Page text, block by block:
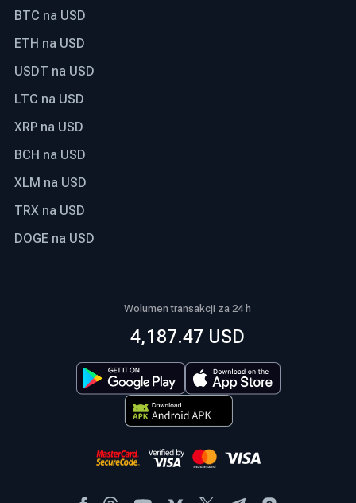
BTC na USD
ETH na USD
USDT na USD
LTC na USD
XRP na USD
BCH na USD
XLM na USD
TRX na USD
DOGE na USD
Wolumen transakcji za 24 h
4,187.47 USD